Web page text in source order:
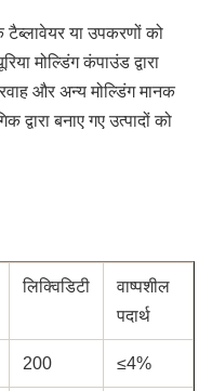
या उपकरणों को
मोल्डिंग कंपाउंड द्वारा
और अन्य मोल्डिंग मानक
बनाए गए उत्पादों को
लिक्विडिटी
वाष्पशील
पदार्थ
200 ≤4%